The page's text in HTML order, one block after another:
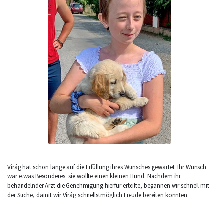
Virág hat schon lange auf die Erfüllung ihres Wunsches gewartet. Ihr Wunsch
war etwas Besonderes, sie wollte einen kleinen Hund. Nachdem ihr
behandelnder Arzt die Genehmigung hierfür erteilte, begannen wir schnell mit
der Suche, damit wir Virág schnellstmöglich Freude bereiten konnten.